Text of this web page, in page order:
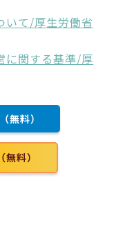
いて/厚生労働省
に関する基準/厚
無料）
料）